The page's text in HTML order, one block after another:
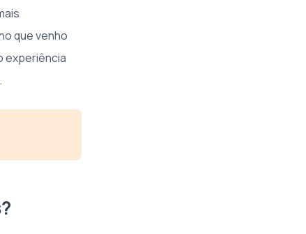
que venho
experiência